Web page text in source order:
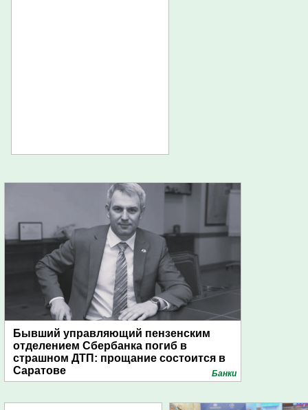
Бывший управляющий пензенским
отделением Сбербанка погиб в
страшном ДТП: прощание состоится в
Саратове
Банки